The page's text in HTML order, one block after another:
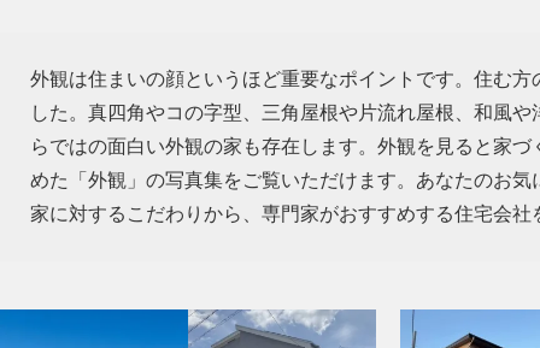
外観は住まいの顔というほど重要なポイントです。住む
した。真四角やコの字型、三角屋根や片流れ屋根、和風
らではの面白い外観の家も存在します。外観を見ると家
めた「外観」の写真集をご覧いただけます。あなたのお
家に対するこだわりから、専門家がおすすめする住宅会社